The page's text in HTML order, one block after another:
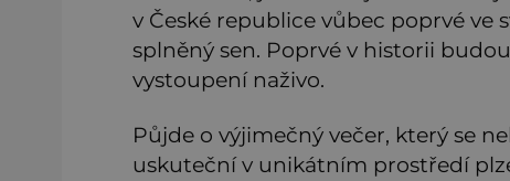
v České republice vůbec poprvé ve
splněný sen. Poprvé v historii
vystoupení naživo.
Půjde o výjimečný večer, který se
uskuteční v unikátním prostředí